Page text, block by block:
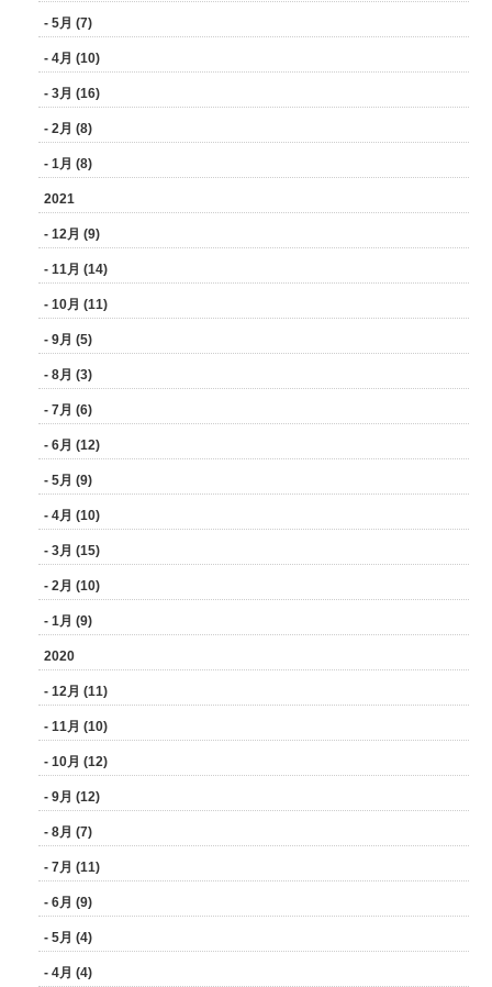
- 5月 (7)
- 4月 (10)
- 3月 (16)
- 2月 (8)
- 1月 (8)
2021
- 12月 (9)
- 11月 (14)
- 10月 (11)
- 9月 (5)
- 8月 (3)
- 7月 (6)
- 6月 (12)
- 5月 (9)
- 4月 (10)
- 3月 (15)
- 2月 (10)
- 1月 (9)
2020
- 12月 (11)
- 11月 (10)
- 10月 (12)
- 9月 (12)
- 8月 (7)
- 7月 (11)
- 6月 (9)
- 5月 (4)
- 4月 (4)